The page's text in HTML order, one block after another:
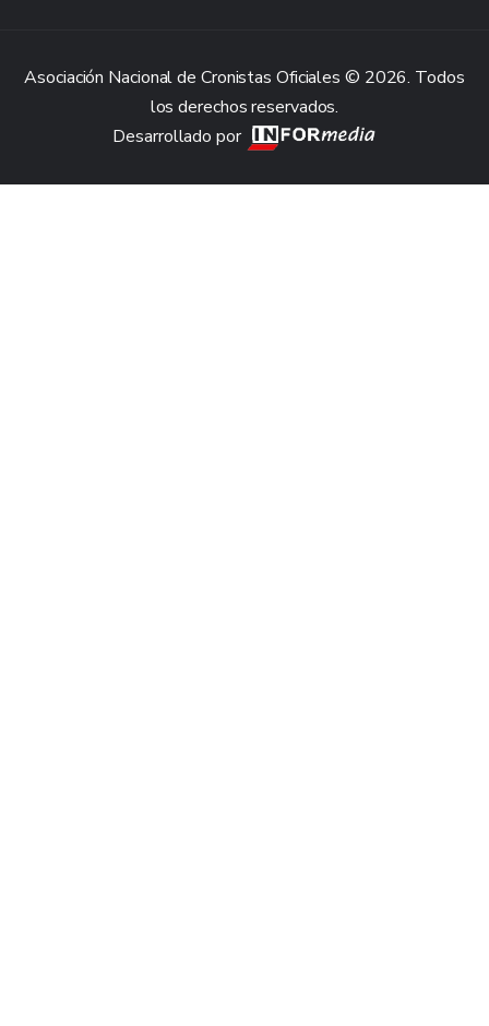
Asociación Nacional de Cronistas Oficiales © 2026. Todos
los derechos reservados.
Desarrollado por